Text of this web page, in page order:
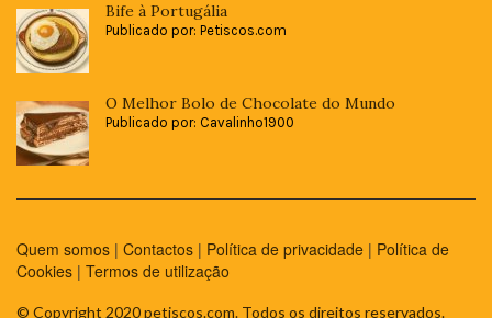
Bife à Portugália
Publicado por: Petiscos.com
O Melhor Bolo de Chocolate do Mundo
Publicado por: Cavalinho1900
Quem somos | Contactos | Política de privacidade | Política de
Cookies | Termos de utilização
© Copyright 2020 petiscos.com. Todos os direitos reservados.